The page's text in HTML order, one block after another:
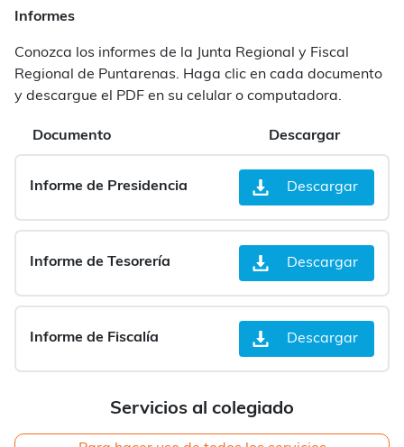
Servicios al colegiado
Informes
Conozca los informes de la Junta Regional y Fiscal
Regional de Puntarenas. Haga clic en cada documento
y descargue el PDF en su celular o computadora.
Documento Descargar
Informe de Presidencia Descargar
Informe de Tesorería Descargar
Informe de Fiscalía Descargar